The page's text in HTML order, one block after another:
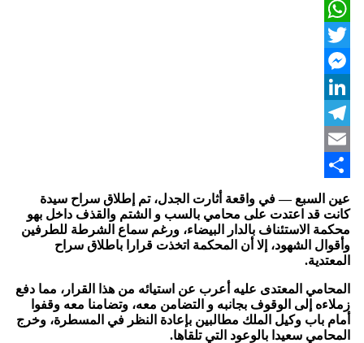
Facebook
WhatsApp
Twitter
Messenger
LinkedIn
Telegram
Email
Share
عين السبع — في واقعة أثارت الجدل، تم إطلاق سراح سيدة
كانت قد اعتدت على محامي بالسب و الشتم والقذف داخل بهو
محكمة الاستئناف بالدار البيضاء، ورغم سماع الشرطة للطرفين
وأقوال الشهود، إلا أن المحكمة اتخذت قرارا باطلاق سراح
المعتدية.
المحامي المعتدى عليه أعرب عن استيائه من هذا القرار، مما دفع
زملاءه إلى الوقوف بجانبه و التضامن معه، وتضامنا معه وقفوا
أمام باب وكيل الملك مطالبين بإعادة النظر في المسطرة، وخرج
المحامي سعيدا بالوعود التي تلقاها.